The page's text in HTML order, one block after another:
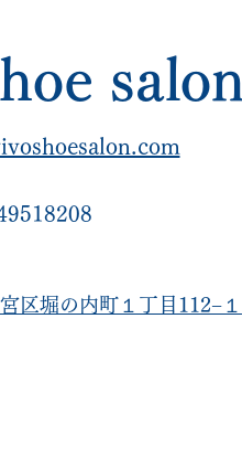
salon
区堀の内町１丁目112−１